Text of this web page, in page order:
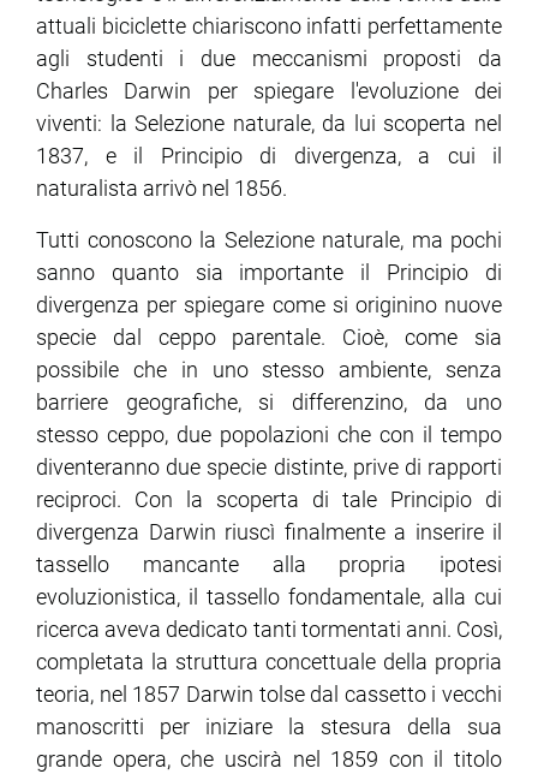
attuali biciclette chiariscono infatti perfettamente
agli studenti i due meccanismi proposti da
Charles Darwin per spiegare l'evoluzione dei
viventi: la Selezione naturale, da lui scoperta nel
1837, e il Principio di divergenza, a cui il
naturalista arrivò nel 1856.
Tutti conoscono la Selezione naturale, ma pochi
sanno quanto sia importante il Principio di
divergenza per spiegare come si originino nuove
specie dal ceppo parentale. Cioè, come sia
possibile che in uno stesso ambiente, senza
barriere geografiche, si differenzino, da uno
stesso ceppo, due popolazioni che con il tempo
diventeranno due specie distinte, prive di rapporti
reciproci. Con la scoperta di tale Principio di
divergenza Darwin riuscì finalmente a inserire il
tassello mancante alla propria ipotesi
evoluzionistica, il tassello fondamentale, alla cui
ricerca aveva dedicato tanti tormentati anni. Così,
completata la struttura concettuale della propria
teoria, nel 1857 Darwin tolse dal cassetto i vecchi
manoscritti per iniziare la stesura della sua
grande opera, che uscirà nel 1859 con il titolo